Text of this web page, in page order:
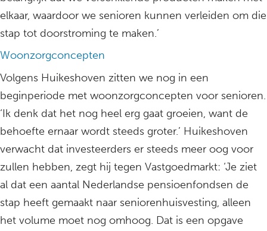
elkaar, waardoor we senioren kunnen verleiden om die
stap tot doorstroming te maken.’
Woonzorgconcepten
Volgens Huikeshoven zitten we nog in een
beginperiode met woonzorgconcepten voor senioren.
‘Ik denk dat het nog heel erg gaat groeien, want de
behoefte ernaar wordt steeds groter.’ Huikeshoven
verwacht dat investeerders er steeds meer oog voor
zullen hebben, zegt hij tegen Vastgoedmarkt: ‘Je ziet
al dat een aantal Nederlandse pensioenfondsen de
stap heeft gemaakt naar seniorenhuisvesting, alleen
het volume moet nog omhoog. Dat is een opgave